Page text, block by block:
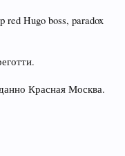
Hugo boss, paradox
Красная Москва.